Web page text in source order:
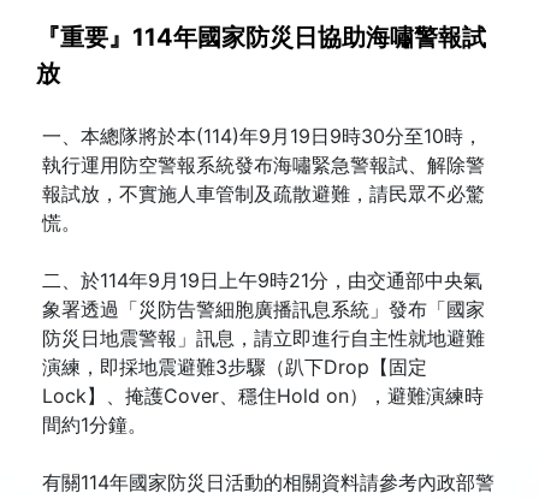
『重要』114年國家防災日協助海嘯警報試
放
一、本總隊將於本(114)年9月19日9時30分至10時，
執行運用防空警報系統發布海嘯緊急警報試、解除警
報試放，不實施人車管制及疏散避難，請民眾不必驚
慌。
二、於114年9月19日上午9時21分，由交通部中央氣
象署透過「災防告警細胞廣播訊息系統」發布「國家
防災日地震警報」訊息，請立即進行自主性就地避難
演練，即採地震避難3步驟（趴下Drop【固定
Lock】、掩護Cover、穩住Hold on），避難演練時
間約1分鐘。
有關114年國家防災日活動的相關資料請參考內政部警